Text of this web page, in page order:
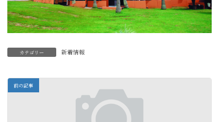
カテゴリー 新着情報
前の記事